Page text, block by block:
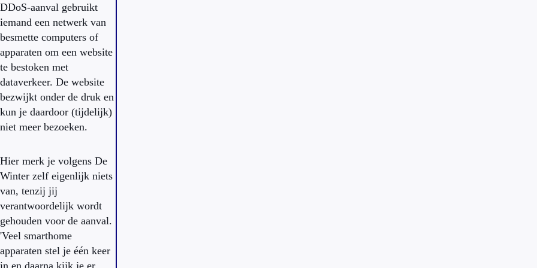
DDoS-aanval gebruikt
iemand een netwerk van
besmette computers of
apparaten om een website
te bestoken met
dataverkeer. De website
bezwijkt onder de druk en
kun je daardoor (tijdelijk)
niet meer bezoeken.
Hier merk je volgens De
Winter zelf eigenlijk niets
van, tenzij jij
verantwoordelijk wordt
gehouden voor de aanval.
'Veel smarthome
apparaten stel je één keer
in en daarna kijk je er